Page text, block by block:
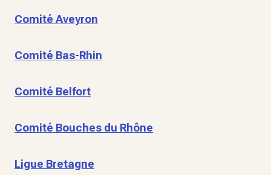
Comité Aveyron
Comité Bas-Rhin
Comité Belfort
Comité Bouches du Rhône
Ligue Bretagne